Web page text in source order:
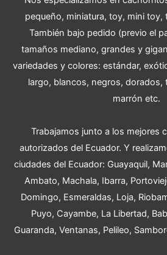
pequeño, miniatura, toy, mini toy,
También bajo pedido (previo el
tamaños mediano, grandes y
variedades y colores: estándar,
largo, blancos, negros, dorados,
marrón etc.
Trabajamos junto a los mejores
autorizados del Ecuador. Y
ciudades del Ecuador: Guayaquil,
Ambato, Machala, Ibarra,
Domingo, Esmeraldas, Loja,
Puyo, Cayambe, La Libertad,
Guaranda, Ventanas, Pelileo,